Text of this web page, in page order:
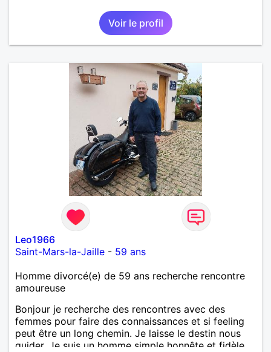
Voir le profil
Leo1966
Saint-Mars-la-Jaille - 59 ans
Homme divorcé(e) de 59 ans recherche rencontre
amoureuse
Bonjour je recherche des rencontres avec des
femmes pour faire des connaissances et si feeling
peut être un long chemin. Je laisse le destin nous
guider. Je suis un homme simple honnête et fidèle.